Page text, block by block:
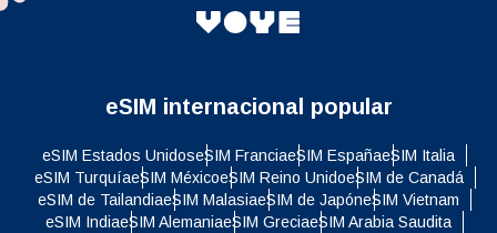
eSIM internacional popular
eSIM Estados UnidoseSIM FranciaeSIM EspañaeSIM Italia
eSIM TurquíaeSIM MéxicoeSIM Reino UnidoeSIM de Canadá
eSIM de TailandiaeSIM MalasiaeSIM de JapóneSIM Vietnam
eSIM IndiaeSIM AlemaniaeSIM GreciaeSIM Arabia Saudita